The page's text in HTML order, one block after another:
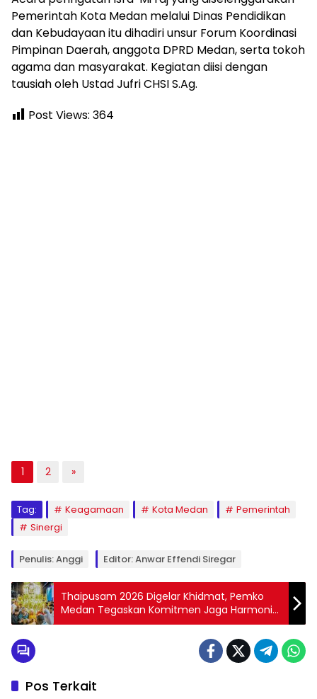
Pemerintah Kota Medan melalui Dinas Pendidikan
dan Kebudayaan itu dihadiri unsur Forum Koordinasi
Pimpinan Daerah, anggota DPRD Medan, serta tokoh
agama dan masyarakat. Kegiatan diisi dengan
tausiah oleh Ustad Jufri CHSI S.Ag.
Post Views: 364
1 2 »
Tag: Keagamaan Kota Medan
Pemerintah
Sinergi
Penulis: Anggi Editor: Anwar Effendi Siregar
Thaipusam 2026 Digelar Khidmat, Pemko
Medan Tegaskan Komitmen Jaga Harmoni
Keberagaman
Pos Terkait